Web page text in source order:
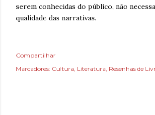
serem conhecidas do público, não
qualidade das narrativas.
Compartilhar
Marcadores: Cultura Literatura Resenhas de